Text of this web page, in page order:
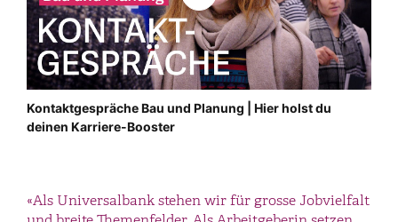
Kontaktgespräche Bau und Planung | Hier holst du
deinen Karriere-Booster
«Das vielfältige Angebot an ausstellenden Firmen
«Als Universalbank stehen wir für grosse Jobvielfalt